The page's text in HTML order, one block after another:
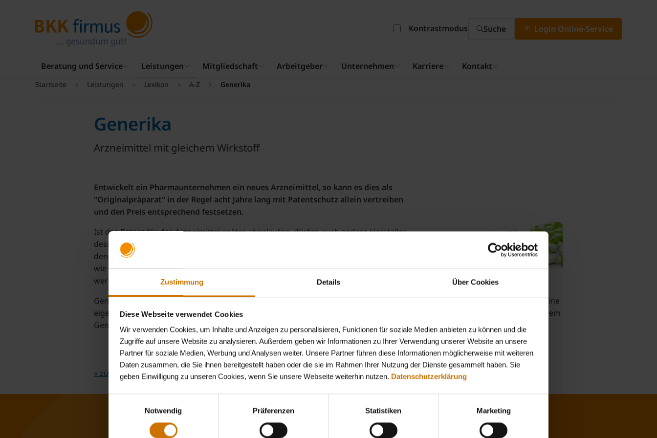
Zustimmung Details Über Cookies
Diese Webseite verwendet Cookies
Wir verwenden Cookies, um Inhalte und Anzeigen zu personalisieren, Funktionen für soziale Medien anbieten zu können und die
Zugriffe auf unsere Website zu analysieren. Außerdem geben wir Informationen zu Ihrer Verwendung unserer Website an unsere
Partner für soziale Medien, Werbung und Analysen weiter. Unsere Partner führen diese Informationen möglicherweise mit weiteren
Daten zusammen, die Sie ihnen bereitgestellt haben oder die sie im Rahmen Ihrer Nutzung der Dienste gesammelt haben. Sie
geben Einwilligung zu unseren Cookies, wenn Sie unsere Webseite weiterhin nutzen. Datenschutzerklärung
Notwendig
Präferenzen Statistiken Marketing
Kontrastmodus Suche Login Online-Service
Beratung und Service Leistungen Mitgliedschaft Arbeitgeber Unternehmen Karriere Kontakt
Startseite Leistungen Lexikon A-Z Generika
Generika
Arzneimittel mit gleichem Wirkstoff
Entwickelt ein Pharmaunternehmen ein neues Arzneimittel, so kann es dies als
"Originalpräparat" in der Regel acht Jahre lang mit Patentschutz allein vertreiben
und den Preis entsprechend festsetzen.
Ist das Patent für das Arzneimittel später abgelaufen, dürfen auch andere Hersteller
dessen Wirkstoffe zu einem eigenen Produkt verarbeiten und als "Generikum" auf
den Markt bringen. Qualität und Sicherheit müssen dabei vom Hersteller ebenso
wie bei Originalpräparaten bei der staatlichen Zulassungsbehörde nachgewiesen
werden.
Generika sind somit nicht einfach "billiger" oder "schlechter". Der günstigere Preis resultiert daraus, dass die Hersteller keine
eigene Grundlagenforschung betreiben müssen. Qualität und Menge der enthaltenen Wirkstoffe entsprechen auch bei einem
Generikum immer dem Original.
« zurück zum Lexikon A-Z
Jetzt Mitglied werden!